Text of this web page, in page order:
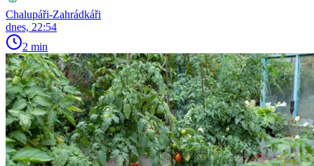
Chalupáři-Zahrádkáři
dnes, 22:54
2 min